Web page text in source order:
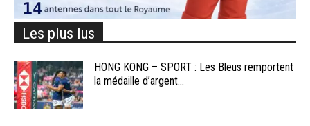
Les plus lus
HONG KONG – SPORT : Les Bleus remportent
la médaille d’argent...